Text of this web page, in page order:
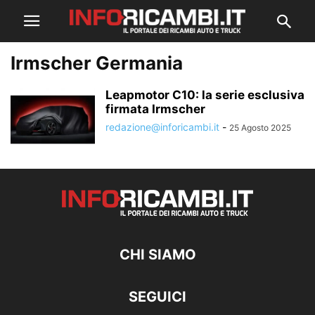
Irmscher Germania
Leapmotor C10: la serie esclusiva
firmata Irmscher
redazione@inforicambi.it - 25 Agosto 2025
CHI SIAMO
SEGUICI